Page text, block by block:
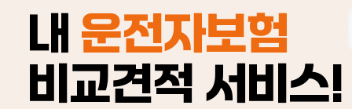
내 운전자보험
비교견적 서비스!